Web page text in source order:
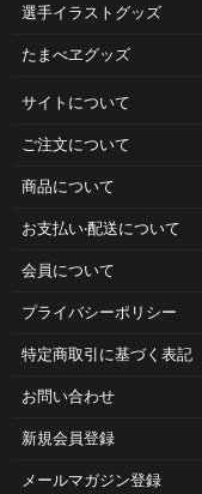
選手イラストグッズ
たまべヱグッズ
サイトについて
ご注⽂について
商品について
お⽀払い‧配送について
会員について
プライバシーポリシー
特定商取引に基づく表記
お問い合わせ
新規会員登録
メールマガジン登録